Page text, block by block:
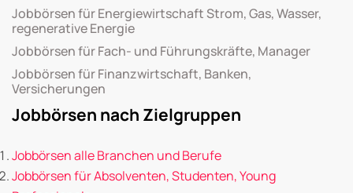
Jobbörsen für Energiewirtschaft Strom, Gas, Wasser,
regenerative Energie
Jobbörsen für Fach- und Führungskräfte, Manager
Jobbörsen für Finanzwirtschaft, Banken,
Versicherungen
Jobbörsen nach Zielgruppen
Jobbörsen alle Branchen und Berufe
Jobbörsen für Absolventen, Studenten, Young